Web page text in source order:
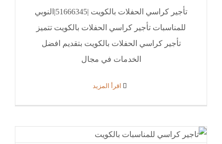
تأجير كراسي الحفلات بالكويت |51666345|النوبي
للمناسبات تأجير كراسي الحفلات بالكويت تتميز
تأجير كراسي الحفلات بالكويت بتقديم افضل
الخدمات في مجال